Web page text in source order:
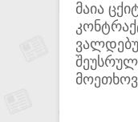
მაია